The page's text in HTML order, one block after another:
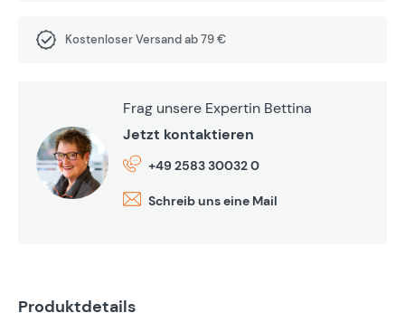
Kostenloser Versand ab 79 €
Frag unsere Expertin Bettina
Jetzt kontaktieren
+49 2583 30032 0
Schreib uns eine Mail
Produktdetails